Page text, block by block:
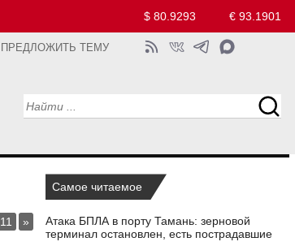
$ 80.9293 € 93.1901
ПРЕДЛОЖИТЬ ТЕМУ
11 »
Самое читаемое
Атака БПЛА в порту Тамань: зерновой
терминал остановлен, есть пострадавшие